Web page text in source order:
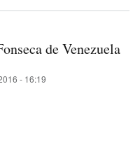
de Venezuela
- 16:19